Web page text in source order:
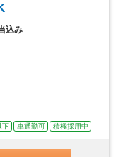
込み
下 車通勤可 積極採用中